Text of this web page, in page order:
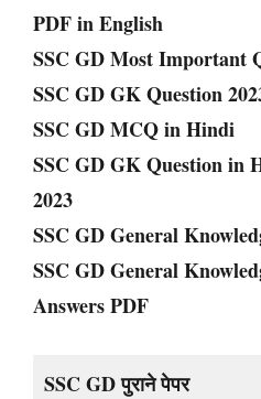
PDF in English
SSC GD Most Important
SSC GD GK Question
SSC GD MCQ in Hindi
SSC GD GK Question in
2023
SSC GD General
SSC GD General
Answers PDF
SSC GD पुराने पेपर